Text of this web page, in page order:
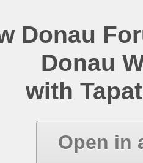
Donau
Donau
with
Open in